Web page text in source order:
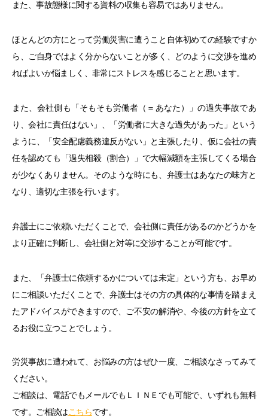
また、事故態様に関する資料の収集も容易ではありません。
ほとんどの方にとって労働災害に遭うこと自体初めての経験ですか
ら、ご自身ではよく分からないことが多く、どのように交渉を進め
ればよいか悩ましく、非常にストレスを感じることと思います。
また、会社側も「そもそも労働者（＝あなた）」の過失事故であ
り、会社に責任はない」、「労働者に大きな過失があった」という
ように、「安全配慮義務違反がない」と主張したり、仮に会社の責
任を認めても「過失相殺（割合）」で大幅減額を主張してくる場合
が少なくありません。そのような時にも、弁護士はあなたの味方と
なり、適切な主張を行います。
弁護士にご依頼いただくことで、会社側に責任があるのかどうかを
より正確に判断し、会社側と対等に交渉することが可能です。
また、「弁護士に依頼するかについては未定」という方も、お早め
にご相談いただくことで、弁護士はその方の具体的な事情を踏まえ
たアドバイスができますので、ご不安の解消や、今後の方針を立て
るお役に立つことでしょう。
労災事故に遭われて、お悩みの方はぜひ一度、ご相談なさってみて
ください。
ご相談は、電話でもメールでもＬＩＮＥでも可能で、いずれも無料
です。ご相談はこちらです。